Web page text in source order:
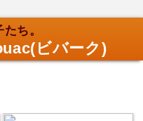
ち。
ビバーク)